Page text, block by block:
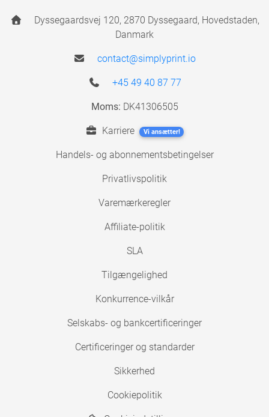
Dyssegaardsvej 120, 2870 Dyssegaard, Hovedstaden,
Danmark
contact@simplyprint.io
+45 49 40 87 77
Moms: DK41306505
Karriere Vi ansætter!
Handels- og abonnementsbetingelser
Privatlivspolitik
Varemærkeregler
Affiliate-politik
SLA
Tilgængelighed
Konkurrence-vilkår
Selskabs- og bankcertificeringer
Certificeringer og standarder
Sikkerhed
Cookiepolitik